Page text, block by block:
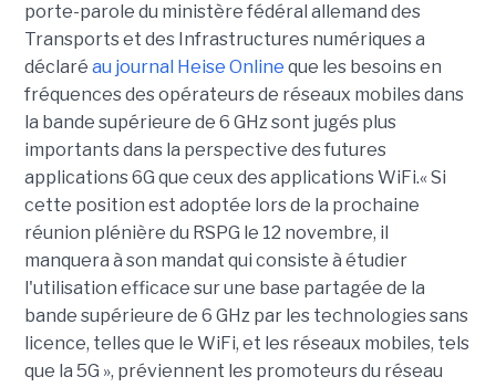
porte-parole du ministère fédéral allemand des
Transports et des Infrastructures numériques a
déclaré au journal Heise Online que les besoins en
fréquences des opérateurs de réseaux mobiles dans
la bande supérieure de 6 GHz sont jugés plus
importants dans la perspective des futures
applications 6G que ceux des applications WiFi.« Si
cette position est adoptée lors de la prochaine
réunion plénière du RSPG le 12 novembre, il
manquera à son mandat qui consiste à étudier
l'utilisation efficace sur une base partagée de la
bande supérieure de 6 GHz par les technologies sans
licence, telles que le WiFi, et les réseaux mobiles, tels
que la 5G », préviennent les promoteurs du réseau